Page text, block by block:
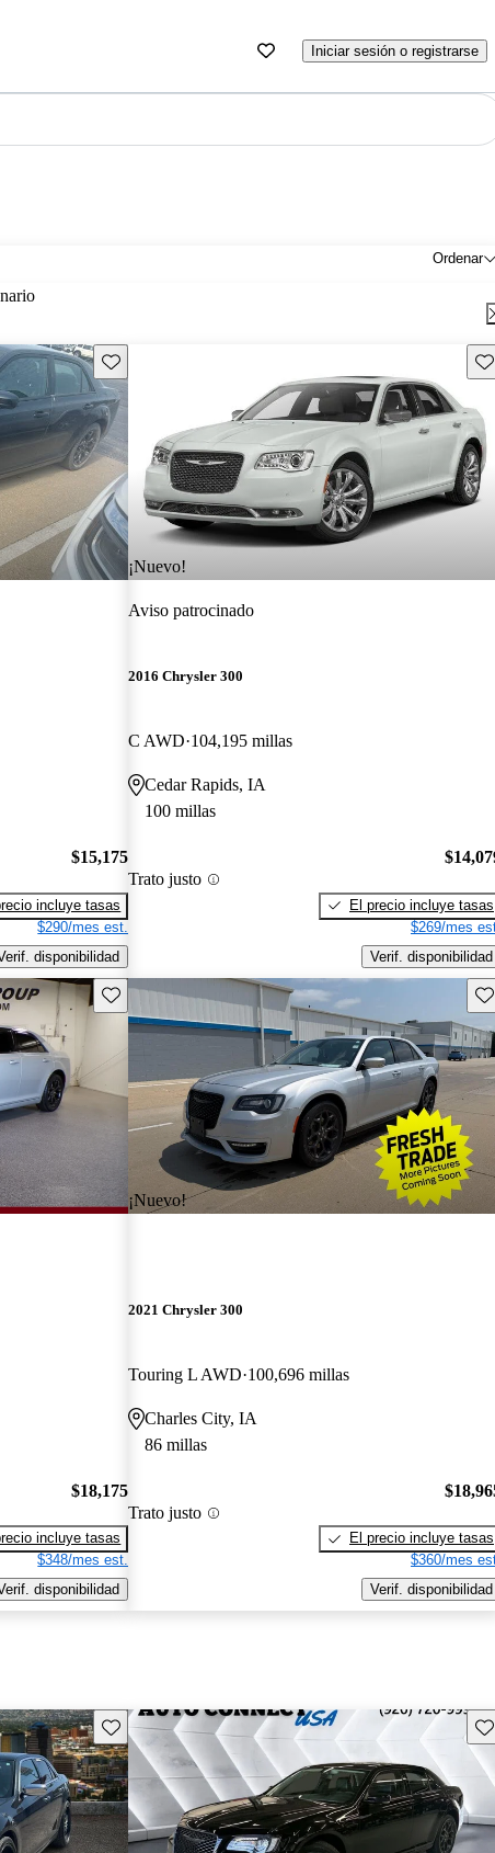
Iniciar sesión o registrarse
Ordenar
Guarda este Aviso
$15,175
incluye tasas
$290/mes est.
disponibilidad
¡Nuevo!
Aviso patrocinado
2016 Chrysler 300
C AWD 104,195 millas
Cedar Rapids, IA
100 millas
Trato justo
El precio incluye tasas
$269/mes
Verif. disponibilidad
Guarda este Aviso
$18,175
incluye tasas
$348/mes est.
disponibilidad
¡Nuevo!
2021 Chrysler 300
Touring L AWD 100,696 millas
Charles City, IA
86 millas
Trato justo
El precio incluye tasas
$360/mes
Verif. disponibilidad
Guarda este Aviso